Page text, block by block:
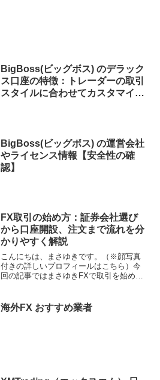
BigBoss(ビッグボス) のデラック
ス口座の特徴：トレーダーの取引
スタイルに合わせてカスタマイ
BigBoss(ビッグボス) の運営会社
やライセンス情報【安全性の確
認】
FX取引の始め方：証券会社選び
から口座開設、注文まで流れを分
かりやすく解説
こんにちは、まさゆきです。（※顔写真
付きの詳しいプロフィールはこちら）今
回の記事ではまさゆきFXで取引を始めか
い！という話しについてまとめてみよう
と思います。FXに興味は...
海外FX おすすめ業者